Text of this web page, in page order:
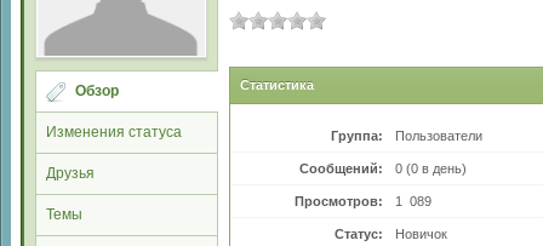
Обзор
Изменения статуса
Друзья
Темы
Статистика
Группа: Пользователи
Сообщений: 0 (0 в день)
Просмотров: 1 089
Статус: Новичок